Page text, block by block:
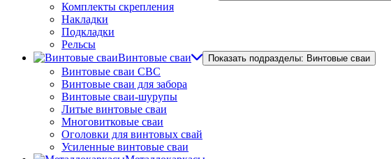
Комплекты скрепления
Накладки
Подкладки
Рельсы
Винтовые сваи
Показать подразделы: Винтовые сваи
Винтовые сваи СВС
Винтовые сваи для забора
Винтовые сваи-шурупы
Литые винтовые сваи
Многовитковые сваи
Оголовки для винтовых свай
Усиленные винтовые сваи